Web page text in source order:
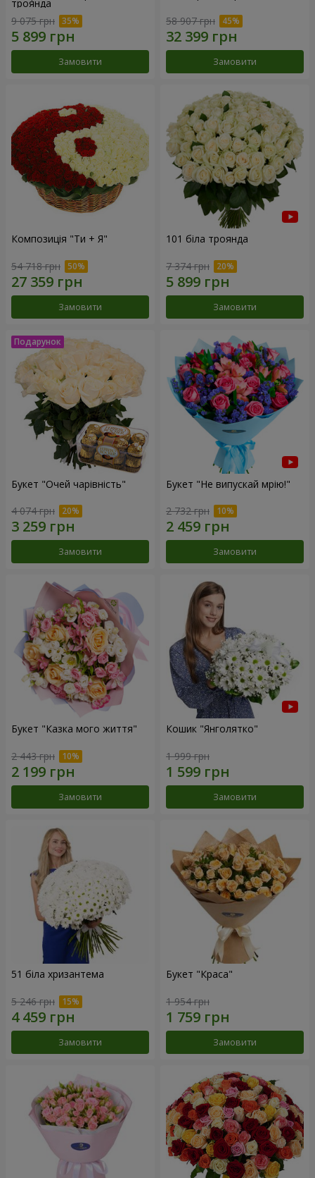
троянда
9 075 грн
Замовити
58 907 грн
Замовити
Композиція "Ти + Я"
54 718 грн
Замовити
101 біла троянда
7 374 грн
Замовити
Букет "Очей чарівність"
4 074 грн
Замовити
Букет "Не випускай мрію!"
2 732 грн
Замовити
Букет "Казка мого життя"
2 443 грн
Замовити
Кошик "Янголятко"
1 999 грн
Замовити
51 біла хризантема
5 246 грн
Замовити
Букет "Краса"
1 954 грн
Замовити